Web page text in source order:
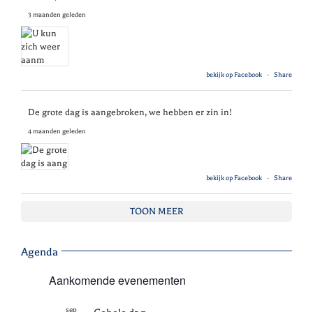
3 maanden geleden
bekijk op Facebook · Share
De grote dag is aangebroken, we hebben er zin in!
4 maanden geleden
bekijk op Facebook · Share
TOON MEER
Agenda
Aankomende evenementen
sep